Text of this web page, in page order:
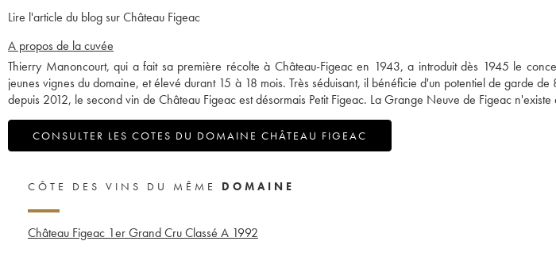
Lire l'article du blog sur Château Figeac
A propos de la cuvée
Thierry Manoncourt, qui a fait sa première récolte à Château-Figeac en 1943, a introduit dès 1945 le
jeunes vignes du domaine, et élevé durant 15 à 18 mois. Très séduisant, il bénéficie d'un potentiel de garde
depuis 2012, le second vin de Château Figeac est désormais Petit Figeac. La Grange Neuve de Figeac
CONSULTER LES COTES DU DOMAINE CHÂTEAU FIGEAC
CÔTE DES VINS DU MÊME DOMAINE
Château Figeac 1er Grand Cru Classé A 1992